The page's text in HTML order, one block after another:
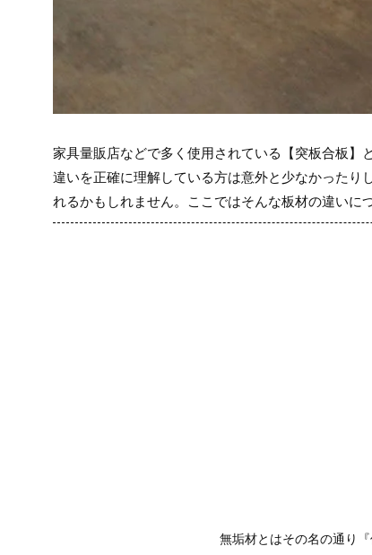
家具量販店などで多く使用されている【突板合板
違いを正確に理解している方は意外と少なかったり
れるかもしれません。ここではそんな板材の違いに
無垢材とはその名の通り